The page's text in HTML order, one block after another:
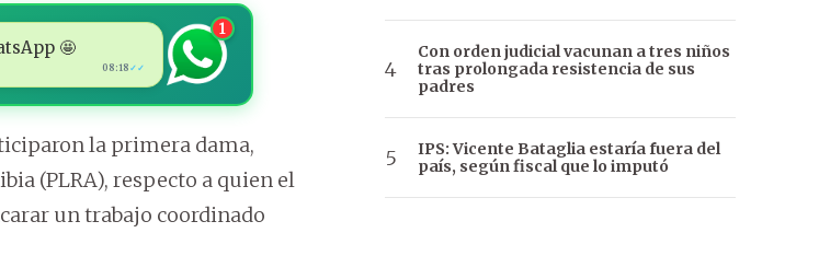
🤩
08:18 ✓✓
1
la primera dama,
(PLRA), respecto a quien el
un trabajo coordinado
Con orden judicial vacunan a tres niños
tras prolongada resistencia de sus
padres
IPS: Vicente Bataglia estaría fuera del
país, según fiscal que lo imputó